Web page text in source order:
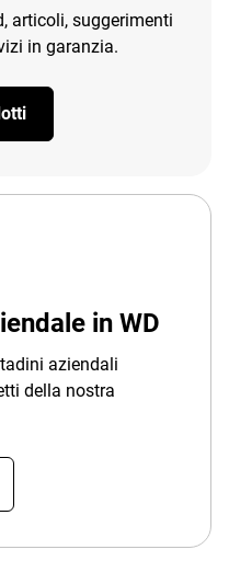
articoli, suggerimenti
in garanzia.
in WD
aziendali
della nostra